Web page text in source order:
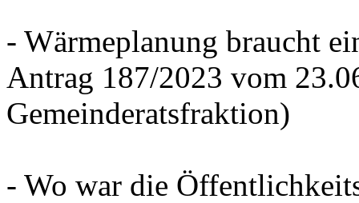
- Wärmeplanung braucht
Antrag 187/2023 vom
Gemeinderatsfraktion)
- Wo war die